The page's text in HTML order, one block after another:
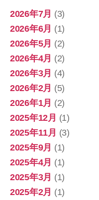
2026年7月 (3)
2026年6月 (1)
2026年5月 (2)
2026年4月 (2)
2026年3月 (4)
2026年2月 (5)
2026年1月 (2)
2025年12月 (1)
2025年11月 (3)
2025年9月 (1)
2025年4月 (1)
2025年3月 (1)
2025年2月 (1)